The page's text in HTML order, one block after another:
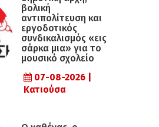
βολική
αντιπολίτευση και
εργοδοτικός
συνδικαλισμός «εις
σάρκα μια» για το
μουσικό σχολείο
07-08-2026 |
Κατιούσα